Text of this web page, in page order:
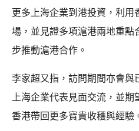
更多上海企業到港投資，利用
場，並見證多項滬港兩地重點
步推動滬港合作。
李家超又指，訪問期間亦會與
上海企業代表見面交流，並
香港帶回更多寶貴收穫與經驗